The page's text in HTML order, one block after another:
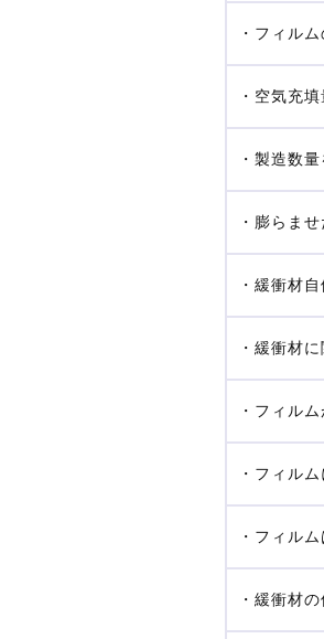
・フィル
・空気充
・製造数
・膨らま
・緩衝材
・緩衝材
・フィル
・フィル
・フィル
・緩衝材